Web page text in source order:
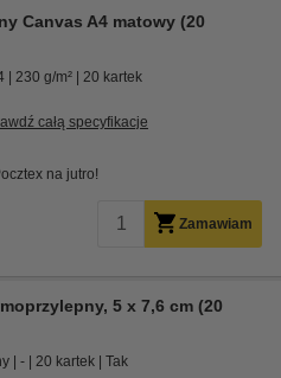
Canvas A4 matowy (20
230 g/m² 20 kartek
całą specyfikacje
na jutro!
Zamawiam
5 x 7,6 cm (20
- 20 kartek Tak